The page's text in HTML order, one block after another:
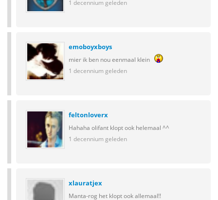
1 decennium geleden
emoboyxboys
mier ik ben nou eenmaal klein
1 decennium geleden
feltonloverx
Hahaha olifant klopt ook helemaal ^^
1 decennium geleden
xlauratjex
Manta-rog het klopt ook allemaal!!